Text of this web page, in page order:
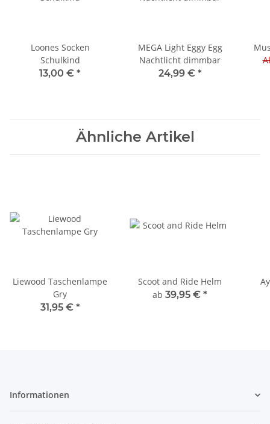
Loones Socken
Schulkind
13,00 € *
MEGA Light Eggy Egg
Nachtlicht dimmbar
24,99 € *
Ähnliche Artikel
Liewood Taschenlampe
Gry
31,95 € *
Scoot and Ride Helm
ab 39,95 € *
Informationen